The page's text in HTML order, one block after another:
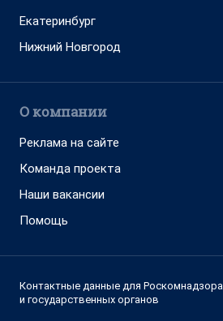
Екатеринбург
Нижний Новгород
О компании
Реклама на сайте
Команда проекта
Наши вакансии
Помощь
Контактные данные для Роскомнадзора
и государственных органов